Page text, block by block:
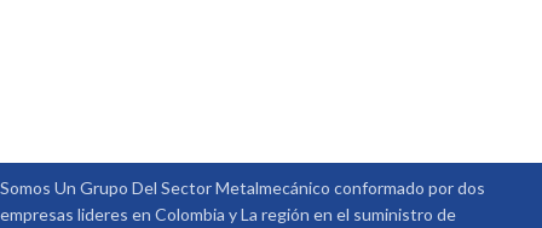
Somos Un Grupo Del Sector Metalmecánico conformado por dos
empresas lideres en Colombia y La región en el suministro de